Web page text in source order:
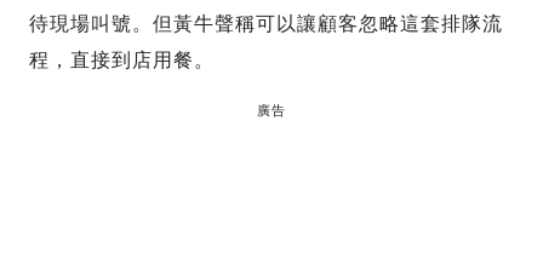
待現場叫號。但黃牛聲稱可以讓顧客忽略這套排隊流
程，直接到店用餐。
廣告